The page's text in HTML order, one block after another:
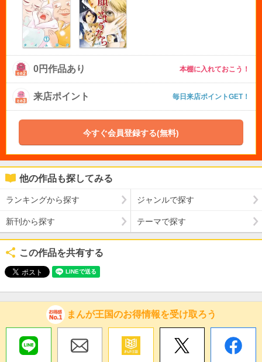
0円作品あり 本棚に入れておこう！
来店ポイント 毎日来店ポイントGET！
今すぐ会員登録する(無料)
他の作品も探してみる
ランキングから探す ジャンルで探す
新刊から探す テーマで探す
この作品を共有する
まんが王国のお得情報を受け取ろう